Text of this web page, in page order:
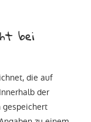
bei
die auf
der
gespeichert